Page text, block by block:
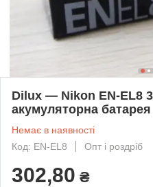
Dilux — Nikon EN-EL8
акумуляторна
Немає в наявності
Код: EN-EL8
Опт і роздріб
302,80 ₴